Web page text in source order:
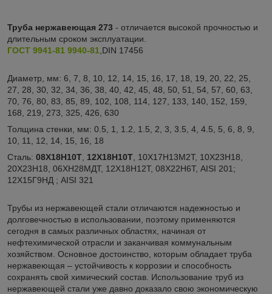
Труба нержавеющая 273 - отличается высокой прочностью и
длительным сроком эксплуатации.
ГОСТ 9941-81 9940-81 ,DIN 17456
Диаметр, мм: 6, 7, 8, 10, 12, 14, 15, 16, 17, 18, 19, 20, 22, 25,
27, 28, 30, 32, 34, 36, 38, 40, 42, 45, 48, 50, 51, 54, 57, 60, 63,
70, 76, 80, 83, 85, 89, 102, 108, 114, 127, 133, 140, 152, 159,
168, 219, 273, 325, 426, 630
Толщина стенки, мм: 0.5, 1, 1.2, 1.5, 2, 3, 3.5, 4, 4.5, 5, 6, 8, 9,
10, 11, 12, 14, 15, 16, 18
Сталь: 08Х18Н10Т 12Х18Н10Т , 10Х17Н13М2Т, 10Х23Н18,
20Х23Н18, 06ХН28МДТ, 12Х18Н12Т, 08Х22Н6Т, AISI 201;
12Х15Г9НД ; AISI 321
Трубы из нержавеющей стали отличаются надежностью и
долговечностью в использовании, поэтому применяются
сегодня в самых различных областях, начиная от
нефтехимической отрасли и заканчивая коммунальным
хозяйством. Основное достоинство, которым обладает труба
нержавеющая – устойчивость к коррозии и способность
сохранять свой химический состав. Использование труб из
нержавеющей стали уже давно доказало свою экономическую